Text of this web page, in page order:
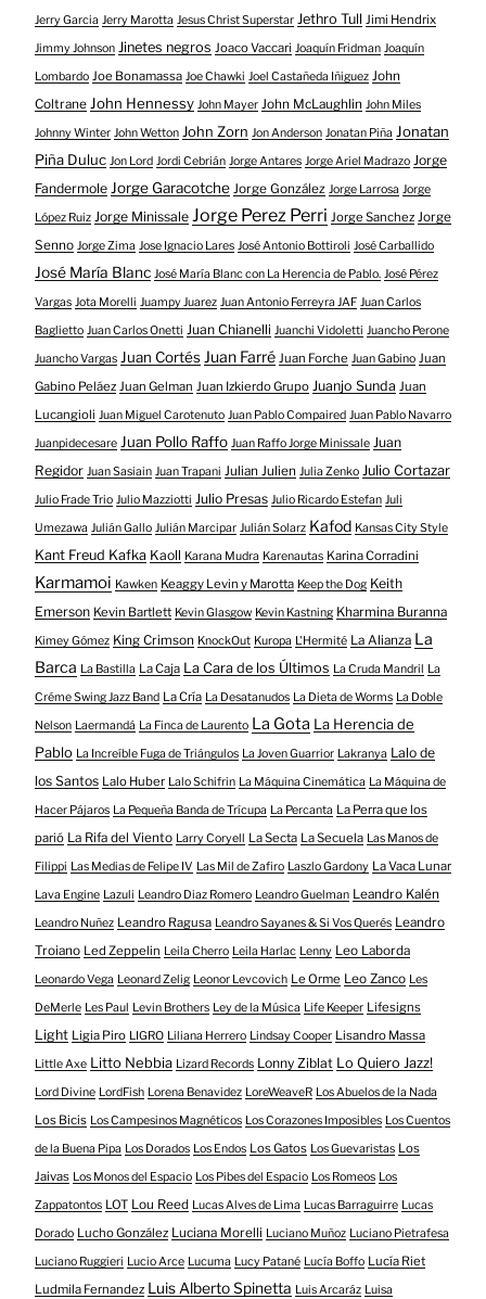
Jerry Garcia Jerry Marotta Jesus Christ Superstar Jethro Tull Jimi Hendrix
Jimmy Johnson Jinetes negros Joaco Vaccari Joaquín Fridman Joaquín
Lombardo Joe Bonamassa Joe Chawki Joel Castañeda Iñiguez John
Coltrane John Hennessy John Mayer John McLaughlin John Miles
Johnny Winter John Wetton John Zorn Jon Anderson Jonatan Piña Jonatan
Piña Duluc Jon Lord Jordi Cebrián Jorge Antares Jorge Ariel Madrazo Jorge
Fandermole Jorge Garacotche Jorge González Jorge Larrosa Jorge
López Ruiz Jorge Minissale Jorge Perez Perri Jorge Sanchez Jorge
Senno Jorge Zima Jose Ignacio Lares José Antonio Bottiroli José Carballido
José María Blanc José María Blanc con La Herencia de Pablo. José Pérez
Vargas Jota Morelli Juampy Juarez Juan Antonio Ferreyra JAF Juan Carlos
Baglietto Juan Carlos Onetti Juan Chianelli Juanchi Vidoletti Juancho Perone
Juancho Vargas Juan Cortés Juan Farré Juan Forche Juan Gabino Juan
Gabino Peláez Juan Gelman Juan Izkierdo Grupo Juanjo Sunda Juan
Lucangioli Juan Miguel Carotenuto Juan Pablo Compaired Juan Pablo Navarro
Juanpidecesare Juan Pollo Raffo Juan Raffo Jorge Minissale Juan
Regidor Juan Sasiain Juan Trapani Julian Julien Julia Zenko Julio Cortazar
Julio Frade Trio Julio Mazziotti Julio Presas Julio Ricardo Estefan Juli
Umezawa Julián Gallo Julián Marcipar Julián Solarz Kafod Kansas City Style
Kant Freud Kafka Kaoll Karana Mudra Karenautas Karina Corradini
Karmamoi Kawken Keaggy Levin y Marotta Keep the Dog Keith
Emerson Kevin Bartlett Kevin Glasgow Kevin Kastning Kharmina Buranna
Kimey Gómez King Crimson KnockOut Kuropa L'Hermité La Alianza La
Barca La Bastilla La Caja La Cara de los Últimos La Cruda Mandril La
Créme Swing Jazz Band La Cría La Desatanudos La Dieta de Worms La Doble
Nelson Laermandá La Finca de Laurento La Gota La Herencia de
Pablo La Increíble Fuga de Triángulos La Joven Guarrior Lakranya Lalo de
los Santos Lalo Huber Lalo Schifrin La Máquina Cinemática La Máquina de
Hacer Pájaros La Pequeña Banda de Trícupa La Percanta La Perra que los
parió La Rifa del Viento Larry Coryell La Secta La Secuela Las Manos de
Filippi Las Medias de Felipe IV Las Mil de Zafiro Laszlo Gardony La Vaca Lunar
Lava Engine Lazuli Leandro Diaz Romero Leandro Guelman Leandro Kalén
Leandro Nuñez Leandro Ragusa Leandro Sayanes & Si Vos Querés Leandro
Troiano Led Zeppelin Leila Cherro Leila Harlac Lenny Leo Laborda
Leonardo Vega Leonard Zelig Leonor Levcovich Le Orme Leo Zanco Les
DeMerle Les Paul Levin Brothers Ley de la Música Life Keeper Lifesigns
Light Ligia Piro LIGRO Liliana Herrero Lindsay Cooper Lisandro Massa
Little Axe Litto Nebbia Lizard Records Lonny Ziblat Lo Quiero Jazz!
Lord Divine LordFish Lorena Benavidez LoreWeaveR Los Abuelos de la Nada
Los Bicis Los Campesinos Magnéticos Los Corazones Imposibles Los Cuentos
de la Buena Pipa Los Dorados Los Endos Los Gatos Los Guevaristas Los
Jaivas Los Monos del Espacio Los Pibes del Espacio Los Romeos Los
Zappatontos LOT Lou Reed Lucas Alves de Lima Lucas Barraguirre Lucas
Dorado Lucho González Luciana Morelli Luciano Muñoz Luciano Pietrafesa
Luciano Ruggieri Lucio Arce Lucuma Lucy Patané Lucía Boffo Lucía Riet
Ludmila Fernandez Luis Alberto Spinetta Luis Arcaráz Luisa